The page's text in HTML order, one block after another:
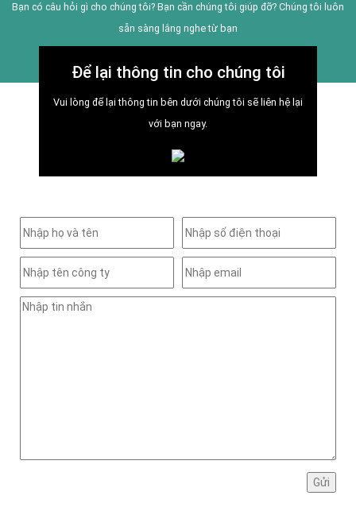
Bạn có câu hỏi gì cho chúng tôi? Bạn cần chúng tôi giúp đỡ? Chúng tôi luôn
sẵn sàng lắng nghe từ bạn
Để lại thông tin cho chúng tôi
Vui lòng để lại thông tin bên dưới chúng tôi sẽ liên hệ lại
với bạn ngay.